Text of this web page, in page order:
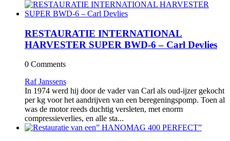
RESTAURATIE INTERNATIONAL
HARVESTER SUPER BWD-6 – Carl Devlies
0 Comments
Raf Janssens
In 1974 werd hij door de vader van Carl als oud-ijzer gekocht
per kg voor het aandrijven van een beregeningspomp. Toen al
was de motor reeds duchtig versleten, met enorm
compressieverlies, en alle sta...